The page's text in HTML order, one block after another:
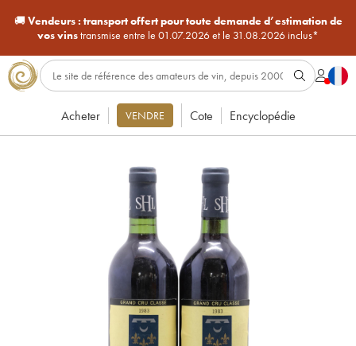
🚚Vendeurs : transport offert pour toute demande d’estimation de
vos vinstransmise entre le 01.07.2026 et le 31.08.2026 inclus*
Acheter VENDRE Cote Encyclopédie